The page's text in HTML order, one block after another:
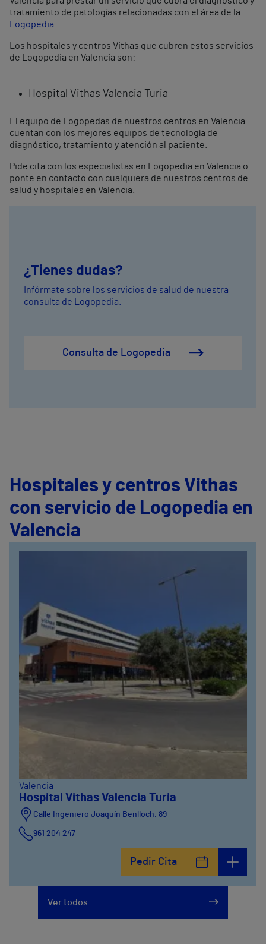
tratamiento de patologías relacionadas con el área de la
Logopedia
Los hospitales y centros Vithas que cubren estos servicios
de Logopedia en Valencia son:
Hospital Vithas Valencia Turia
El equipo de Logopedas de nuestros centros en Valencia
cuentan con los mejores equipos de tecnología de
diagnóstico, tratamiento y atención al paciente.
Pide cita con los especialistas en Logopedia en Valencia o
ponte en contacto con cualquiera de nuestros centros de
salud y hospitales en Valencia.
¿Tienes dudas?
Infórmate sobre los servicios de salud de nuestra
consulta de Logopedia.
Consulta de Logopedia
Hospitales y centros Vithas
con servicio de Logopedia en
Valencia
Valencia
Hospital Vithas Valencia Turia
Calle Ingeniero Joaquín Benlloch, 89
961 204 247
Pedir Cita
Ver todos